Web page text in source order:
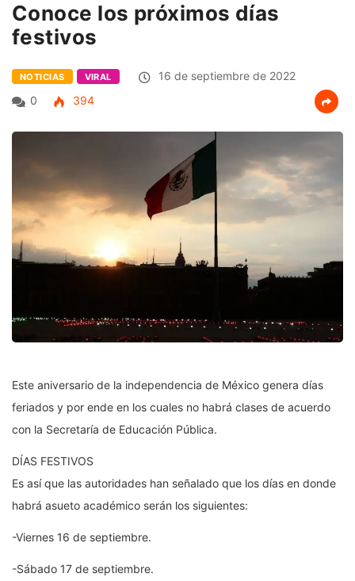
Conoce los próximos días
festivos
NOTICIAS VIRAL
16 de septiembre de 2022
0
394
Este aniversario de la independencia de México genera días
feriados y por ende en los cuales no habrá clases de acuerdo
con la Secretaría de Educación Pública.
DÍAS FESTIVOS
Es así que las autoridades han señalado que los días en donde
habrá asueto académico serán los siguientes:
-Viernes 16 de septiembre.
-Sábado 17 de septiembre.